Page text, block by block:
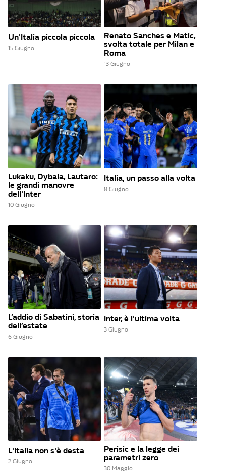
Un'Italia piccola piccola
15 Giugno
Renato Sanches e Matic,
svolta totale per Milan e
Roma
13 Giugno
Lukaku, Dybala, Lautaro:
le grandi manovre
dell'Inter
10 Giugno
Italia, un passo alla volta
8 Giugno
L’addio di Sabatini, storia
dell’estate
6 Giugno
Inter, è l'ultima volta
3 Giugno
L'Italia non s'è desta
2 Giugno
Perisic e la legge dei
parametri zero
30 Maggio